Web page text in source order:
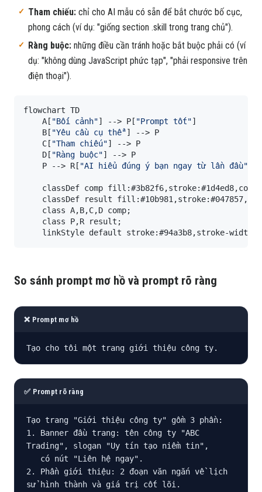
Tham chiếu: chỉ cho AI mẫu có sẵn để bắt chước bố cục,
phong cách (ví dụ: "giống section .skill trong trang chủ").
Ràng buộc: những điều cần tránh hoặc bắt buộc phải có (ví
dụ: "không dùng JavaScript phức tạp", "phải responsive trên
điện thoại").
flowchart TD
    A[
"Bối cảnh"] --> P[ "Prompt tốt"]
    B[
"Yêu cầu cụ thể"] --> P
    C[
"Tham chiếu"] --> P
    D[
"Ràng buộc"] --> P
    P --> R[
"AI hiểu đúng ý bạn ngay từ lần đầu"
classDef comp
classDef result
    class A,B,C,D comp;
    class P,R result;
So sánh prompt mơ hồ và prompt rõ ràng
❌ Prompt mơ hồ
Tạo cho tôi một trang giới thiệu công ty.
✅ Prompt rõ ràng
Tạo trang "Giới thiệu công ty" gồm 3 phần:
1. Banner đầu trang: tên công ty "ABC
Trading", slogan "Uy tín tạo niềm tin",
2. Phần giới thiệu: 2 đoạn văn ngắn về lịch
sử hình thành và giá trị cốt lõi.